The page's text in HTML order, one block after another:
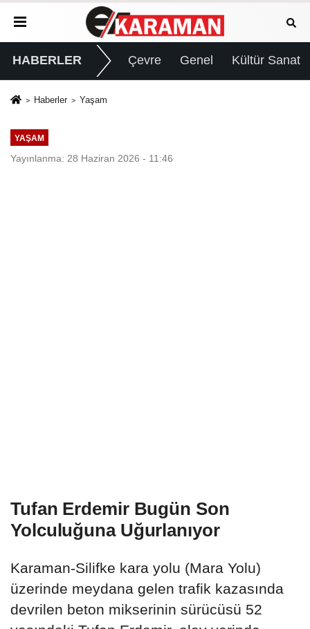
HABERLER Çevre Genel Kültür Sanat
Haberler Yaşam
YAŞAM
Yayınlanma: 28 Haziran 2026 - 11:46
Tufan Erdemir Bugün Son
Yolculuğuna Uğurlanıyor
Karaman-Silifke kara yolu (Mara Yolu)
üzerinde meydana gelen trafik kazasında
devrilen beton mikserinin sürücüsü 52